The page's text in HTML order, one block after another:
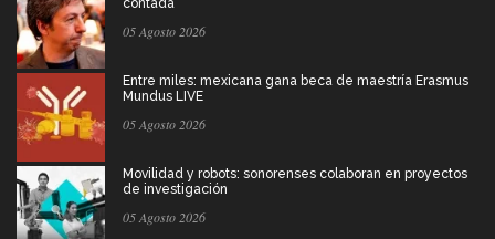
05 Agosto 2026
Entre miles: mexicana gana beca de maestría Erasmus
Mundus LIVE
05 Agosto 2026
Movilidad y robots: sonorenses colaboran en proyectos
de investigación
05 Agosto 2026